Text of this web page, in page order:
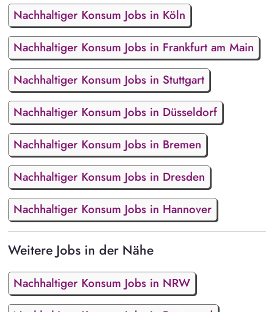
Nachhaltiger Konsum Jobs in Köln
Nachhaltiger Konsum Jobs in Frankfurt am Main
Nachhaltiger Konsum Jobs in Stuttgart
Nachhaltiger Konsum Jobs in Düsseldorf
Nachhaltiger Konsum Jobs in Bremen
Nachhaltiger Konsum Jobs in Dresden
Nachhaltiger Konsum Jobs in Hannover
Weitere Jobs in der Nähe
Nachhaltiger Konsum Jobs in NRW